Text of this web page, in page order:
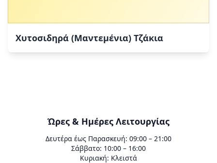
Χυτοσιδηρά (Μαντεμένια) Τζάκια
Ώρες & Ημέρες Λειτουργίας
Δευτέρα έως Παρασκευή: 09:00 – 21:00
Σάββατο: 10:00 – 16:00
Κυριακή: Κλειστά